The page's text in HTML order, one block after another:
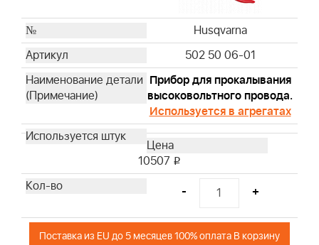
Husqvarna
502 50 06-01
Прибор для прокалывания
высоковольтного провода.
Используется в агрегатах
10507 i
- +
Поставка из EU до 5 месяцев 100% оплата В корзину